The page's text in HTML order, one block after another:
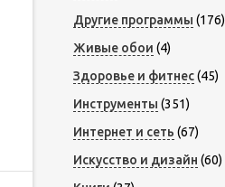
Другие программы (176)
Живые обои (4)
Здоровье и фитнес(45)
Инструменты (351)
Интернет и сеть (67)
Искусство и дизайн (60)